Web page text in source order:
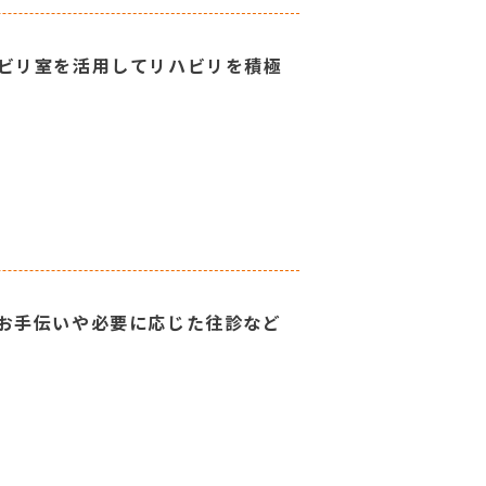
リ室を活用してリハビリを積極
手伝いや必要に応じた往診など